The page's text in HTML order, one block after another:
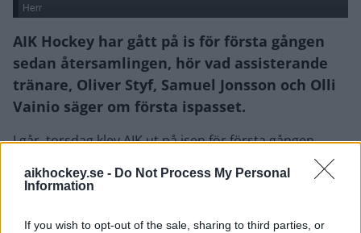
aikhockey.se - Do Not Process My Personal
Information
If you wish to opt-out of the sale, sharing to third parties, or
Herr
AIK Hockey har gått på is för första gången
sedan återsamlingen, hör vad assisterande
tränare, Oliver Styf, Samuel Jonsson och Olli
Vainio säger om första ispasset.
I går, torsdag klev AIK ut på isen för första gången
sedan återsamlingen. Alla spelare var med och tränade
för fullt, förutom Tim Theocharidis och Ryder Rolston.
Ryder Rolston har inte anlänt till Sverige ännu.